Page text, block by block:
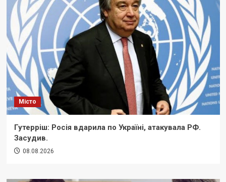
Місто
Гутерріш: Росія вдарила по Україні, атакувала РФ.
Засудив.
08.08.2026